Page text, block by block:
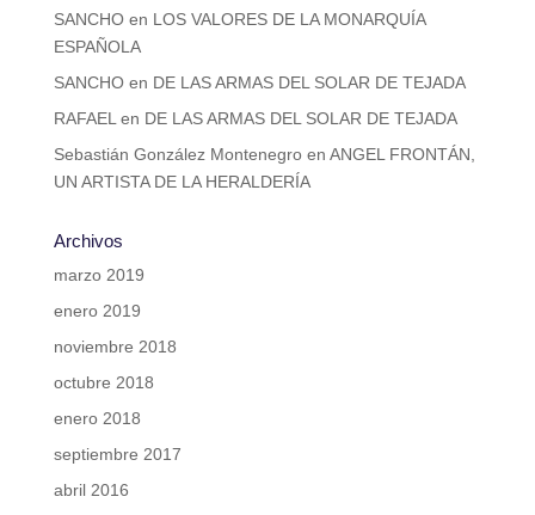
SANCHOen LOS VALORES DE LA MONARQUÍA
ESPAÑOLA
SANCHOen DE LAS ARMAS DEL SOLAR DE TEJADA
RAFAEL en DE LAS ARMAS DEL SOLAR DE TEJADA
Sebastián González Montenegroen ANGEL FRONTÁN,
UN ARTISTA DE LA HERALDERÍA
Archivos
marzo 2019
enero 2019
noviembre 2018
octubre 2018
enero 2018
septiembre 2017
abril 2016